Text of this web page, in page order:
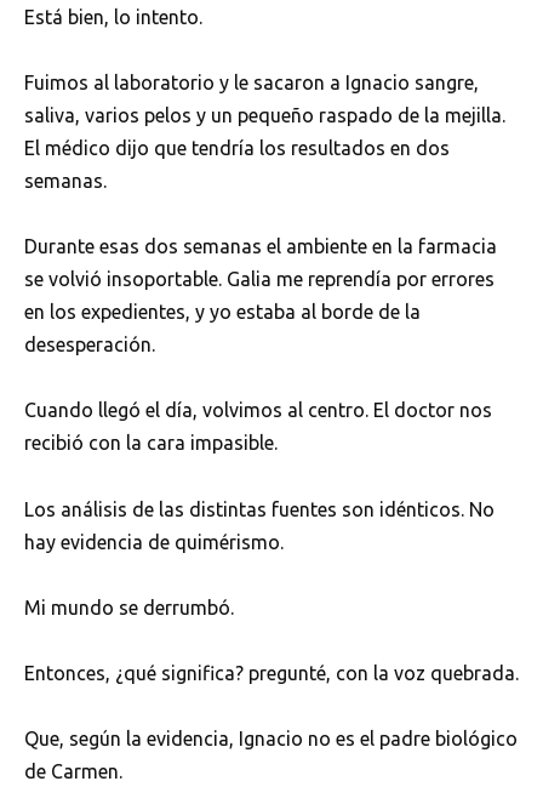
Está bien, lo intento.
Fuimos al laboratorio y le sacaron a Ignacio sangre,
saliva, varios pelos y un pequeño raspado de la mejilla.
El médico dijo que tendría los resultados en dos
semanas.
Durante esas dos semanas el ambiente en la farmacia
se volvió insoportable. Galia me reprendía por errores
en los expedientes, y yo estaba al borde de la
desesperación.
Cuando llegó el día, volvimos al centro. El doctor nos
recibió con la cara impasible.
Los análisis de las distintas fuentes son idénticos. No
hay evidencia de quimérismo.
Mi mundo se derrumbó.
Entonces, ¿qué significa? pregunté, con la voz quebrada.
Que, según la evidencia, Ignacio no es el padre biológico
de Carmen.